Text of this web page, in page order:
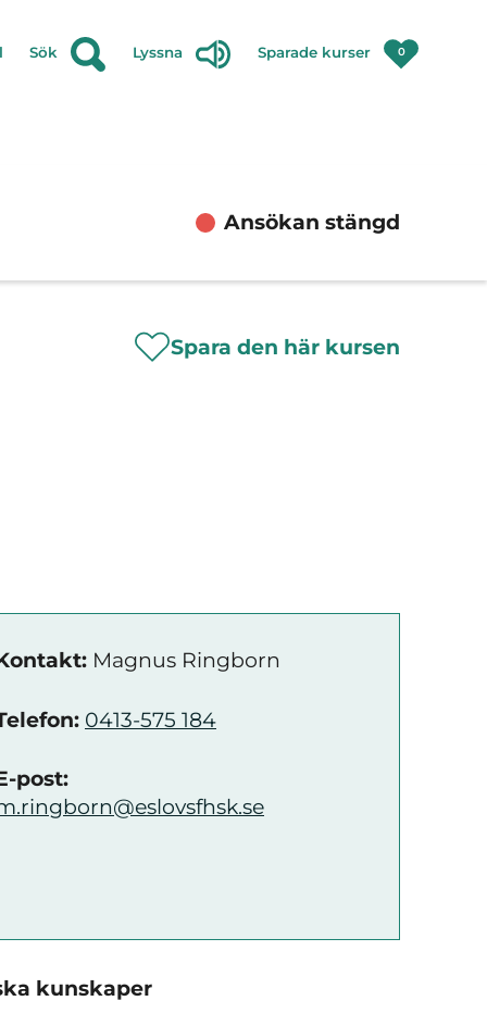
Sök Lyssna Sparade kurser 0
Ansökan stängd
Spara den här kursen
Magnus Ringborn
0413-575 184
post:
kunskaper